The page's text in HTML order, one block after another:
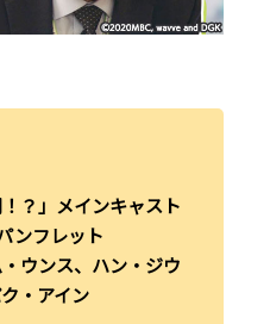
？」メインキャスト
ンフレット
ウンス、ハン・ジウ
・アイン